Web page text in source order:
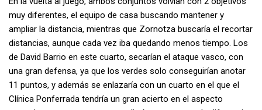
muy diferentes, el equipo de casa buscando mantener y
ampliar la distancia, mientras que Zornotza buscaría el recortar
distancias, aunque cada vez iba quedando menos tiempo. Los
de David Barrio en este cuarto, secarían el ataque vasco, con
una gran defensa, ya que los verdes solo conseguirían anotar
11 puntos, y además se enlazaría con un cuarto en el que el
Clínica Ponferrada tendría un gran acierto en el aspecto